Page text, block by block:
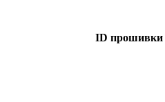
ID прошивки